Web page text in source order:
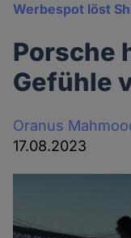
Werbespot löst
Porsche
Gefühle
Oranus
17.08.2023